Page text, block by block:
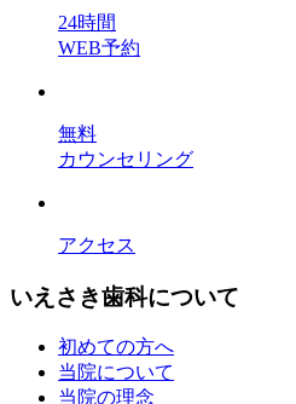
24時間
WEB予約
無料
カウンセリング
アクセス
いえさき歯科について
初めての方へ
当院について
当院の理念